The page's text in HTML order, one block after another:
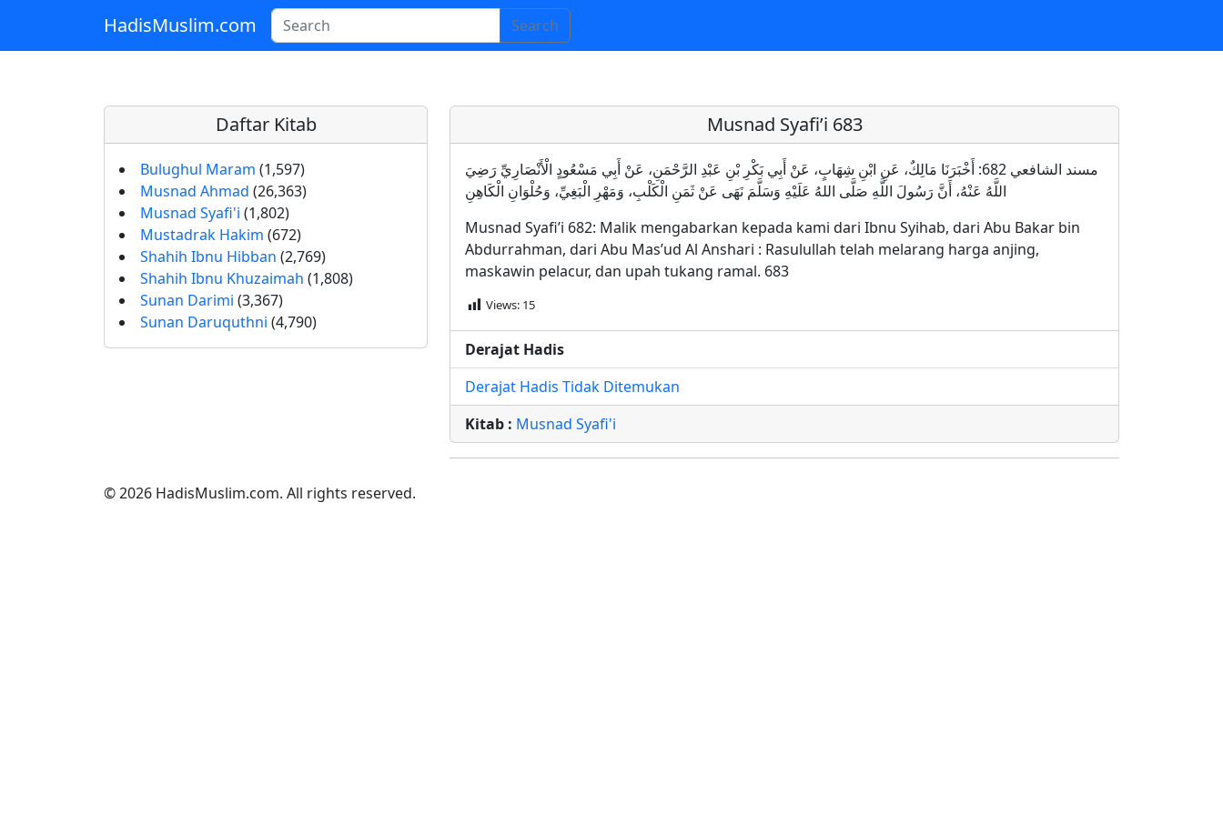
Skip to main contentHadisMuslim.com Search
Musnad Syafi’i 683
مسند الشافعي 682: أَخْبَرَنَا مَالِكٌ، عَنِ ابْنِ شِهَابٍ، عَنْ أَبِي بَكْرِ بْنِ عَبْدِ الرَّحْمَنِ، عَنْ أَبِي مَسْعُودٍ الْأَنْصَارِيِّ رَضِيَ
اللَّهُ عَنْهُ، أَنَّ رَسُولَ اللَّهِ صَلَّى اللهُ عَلَيْهِ وَسَلَّمَ نَهَى عَنْ ثَمَنِ الْكَلْبِ، وَمَهْرِ الْبَغِيِّ، وَحُلْوَانِ الْكَاهِنِ
Musnad Syafi’i 682: Malik mengabarkan kepada kami dari Ibnu Syihab, dari Abu Bakar bin
Abdurrahman, dari Abu Mas’ud Al Anshari : Rasulullah telah melarang harga anjing,
maskawin pelacur, dan upah tukang ramal. 683
Views: 15
Derajat Hadis
Derajat Hadis Tidak Ditemukan
Kitab : Musnad Syafi'i
Daftar Kitab
Bulughul Maram (1,597)
Musnad Ahmad (26,363)
Musnad Syafi'i (1,802)
Mustadrak Hakim (672)
Shahih Ibnu Hibban (2,769)
Shahih Ibnu Khuzaimah (1,808)
Sunan Darimi (3,367)
Sunan Daruquthni (4,790)
© 2026 HadisMuslim.com. All rights reserved.